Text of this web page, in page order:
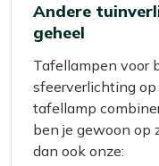
Andere
geheel
Tafellampen voor
sfeerverlichting
tafellamp
ben je gewoon op
dan ook onze: